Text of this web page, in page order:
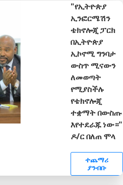
"የኢትዮጵያ
ኢንፎርሜሽን
ቴክኖሎጂ ፓርክ
በኢትዮጵያ
ኢኮኖሚ ግንባታ
ውስጥ ሚናውን
ለመወጣት
የሚያስችሉ
የቴክኖሎጂ
ተቋማት በውስጡ
እየተደራጁ ነው።"
ዶ/ር በለጠ ሞላ
ተጨማሪ
ያንብቡ